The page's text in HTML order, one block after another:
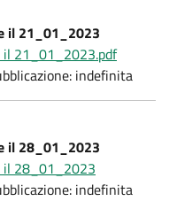
il 21_01_2023
il 21_01_2023.pdf
indefinita
il 28_01_2023
il 28_01_2023
indefinita